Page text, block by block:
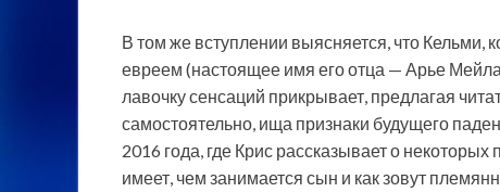
В том же вступлении выясняется, что Кельми,
евреем (настоящее имя его отца — Арье
лавочку сенсаций прикрывает, предлагая
самостоятельно, ища признаки будущего
2016 года, где Крис рассказывает о
имеет, чем занимается сын и как зовут